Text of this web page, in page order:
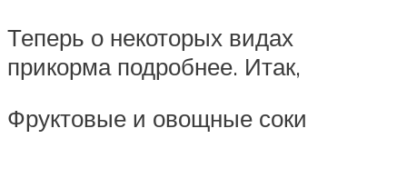
Теперь о некоторых видах
прикорма подробнее. Итак,
Фруктовые и овощные соки